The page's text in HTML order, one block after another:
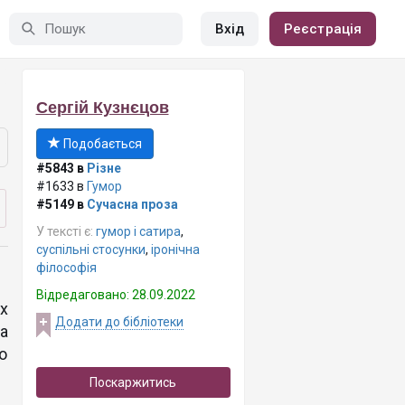
Вхід Реєстрація
Сергій Кузнєцов
Подобається
#5843 в Різне
#1633 в Гумор
#5149 в Сучасна проза
У тексті є: гумор і сатира,
суспільні стосунки, іронічна
філософія
Відредаговано: 28.09.2022
Додати до бібліотеки
Поскаржитись